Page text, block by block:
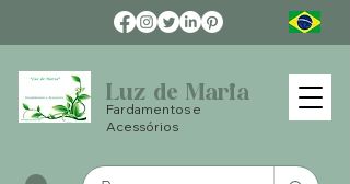
Luz de Maria
Fardamentos e
Acessórios